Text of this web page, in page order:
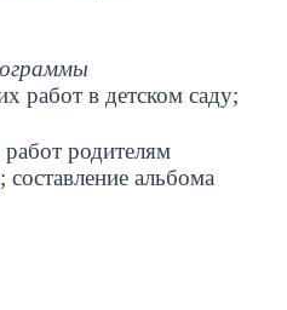
работ в детском саду;
работ родителям
альбома